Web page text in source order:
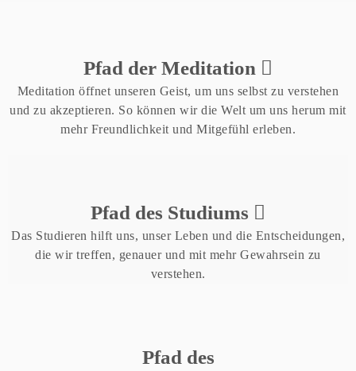
Pfad der Meditation
Meditation öffnet unseren Geist, um uns selbst zu verstehen
und zu akzeptieren. So können wir die Welt um uns herum mit
mehr Freundlichkeit und Mitgefühl erleben.
Pfad des Studiums
Das Studieren hilft uns, unser Leben und die Entscheidungen,
die wir treffen, genauer und mit mehr Gewahrsein zu
verstehen.
Pfad des